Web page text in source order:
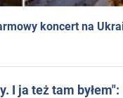
koncert na
I ja też tam